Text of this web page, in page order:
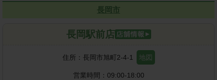
長岡市
長岡駅前店
住所： 長岡市旭町2-4-1 地図
営業時間： 09:00-18:00